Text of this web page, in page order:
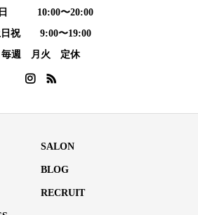
10:00〜20:00
日祝 9:00〜19:00
毎週 月火 定休
SALON
BLOG
RECRUIT